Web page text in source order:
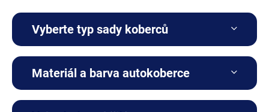
Vyberte typ sady koberců
Kompletní sada
Materiál a barva autokoberce